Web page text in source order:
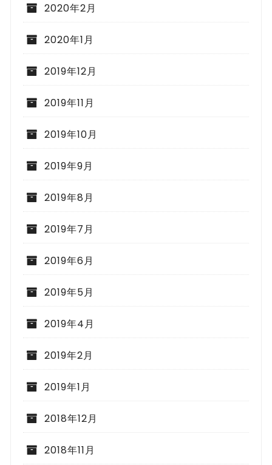
2020年2月
2020年1月
2019年12月
2019年11月
2019年10月
2019年9月
2019年8月
2019年7月
2019年6月
2019年5月
2019年4月
2019年2月
2019年1月
2018年12月
2018年11月